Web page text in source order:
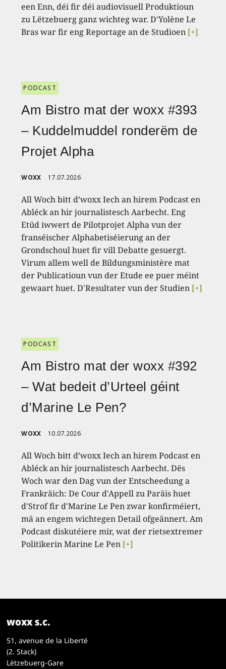
een Enn, déi fir déi audiovisuell Produktioun
zu Lëtzebuerg ganz wichteg war. D'Yolène Le
Bras war fir eng Reportage an de Studioen [+]
PODCAST
Am Bistro mat der woxx #393
– Kuddelmuddel ronderëm de
Projet Alpha
WOXX 17.07.2026
All Woch bitt d’woxx Iech an hirem Podcast en
Abléck an hir journalistesch Aarbecht. Eng
Etüd iwwert de Pilotprojet Alpha vun der
franséischer Alphabetiséierung an der
Grondschoul huet fir vill Debatte gesuergt.
Virum allem well de Bildungsministère mat
der Publicatioun vun der Etude ee puer méint
gewaart huet. D'Resultater vun der Studien [+]
PODCAST
Am Bistro mat der woxx #392
– Wat bedeit d’Urteel géint
d’Marine Le Pen?
WOXX 10.07.2026
All Woch bitt d’woxx Iech an hirem Podcast en
Abléck an hir journalistesch Aarbecht. Dës
Woch war den Dag vun der Entscheedung a
Frankräich: De Cour d'Appell zu Paräis huet
d'Strof fir d'Marine Le Pen zwar konfirméiert,
mä an engem wichtegen Detail ofgeännert. Am
Podcast diskutéiere mir, wat der rietsextremer
Politikerin Marine Le Pen [+]
woxx s.c.
51, avenue de la Liberté
(2. Stack)
Lëtzebuerg-Gare